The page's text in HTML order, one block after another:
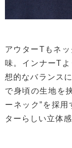
アウターTもネ
味。インナーT
想的なバランス
で身頃の生地を
ーネック”を採
ターらしい立体